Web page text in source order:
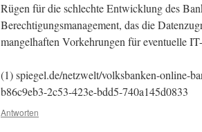
Rügen für die schlechte Entwicklung des
Berechtigungsmanagement, das die
mangelhaften Vorkehrungen für eventuelle
(1) spiegel.de/netzwelt/volksbanken-online-
b86c9eb3-2c53-423e-bdd5-740a145d0833
Antworten